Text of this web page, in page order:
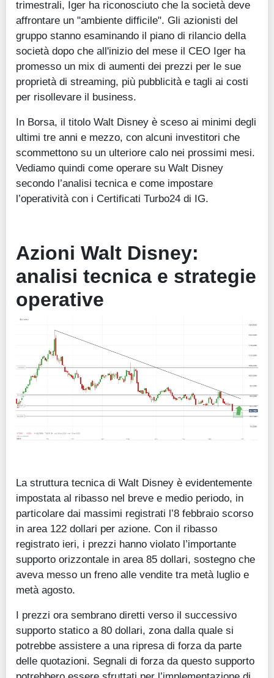
trimestrali, Iger ha riconosciuto che la società deve
affrontare un "ambiente difficile". Gli azionisti del
gruppo stanno esaminando il piano di rilancio della
società dopo che all'inizio del mese il CEO Iger ha
promesso un mix di aumenti dei prezzi per le sue
proprietà di streaming, più pubblicità e tagli ai costi
per risollevare il business.
In Borsa, il titolo Walt Disney è sceso ai minimi degli
ultimi tre anni e mezzo, con alcuni investitori che
scommettono su un ulteriore calo nei prossimi mesi.
Vediamo quindi come operare su Walt Disney
secondo l’analisi tecnica e come impostare
l’operatività con i Certificati Turbo24 di IG.
Azioni Walt Disney:
analisi tecnica e strategie
operative
La struttura tecnica di Walt Disney è evidentemente
impostata al ribasso nel breve e medio periodo, in
particolare dai massimi registrati l’8 febbraio scorso
in area 122 dollari per azione. Con il ribasso
registrato ieri, i prezzi hanno violato l’importante
supporto orizzontale in area 85 dollari, sostegno che
aveva messo un freno alle vendite tra metà luglio e
metà agosto.
I prezzi ora sembrano diretti verso il successivo
supporto statico a 80 dollari, zona dalla quale si
potrebbe assistere a una ripresa di forza da parte
delle quotazioni. Segnali di forza da questo supporto